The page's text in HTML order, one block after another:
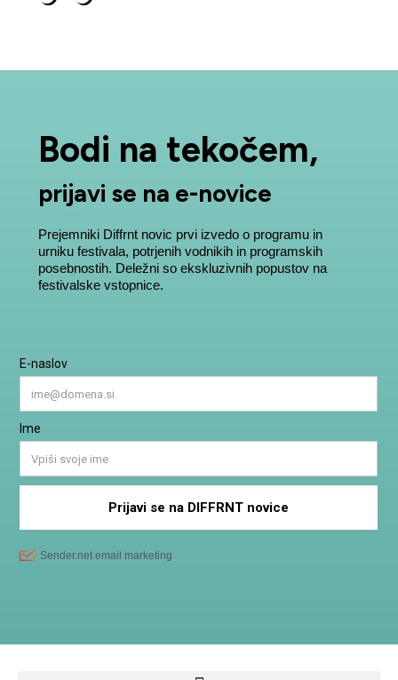
Bodi na tekočem,
prijavi se na e-novice
Prejemniki Diffrnt novic prvi izvedo o programu in
urniku festivala, potrjenih vodnikih in programskih
posebnostih. Deležni so ekskluzivnih popustov na
festivalske vstopnice.